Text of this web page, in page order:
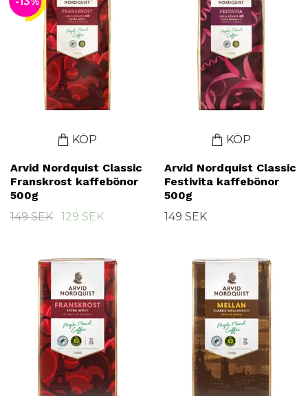
KÖP
Arvid Nordquist Classic
Franskrost kaffebönor
500g
149 SEK
129 SEK
KÖP
Arvid Nordquist Classic
Festivita kaffebönor
500g
149 SEK